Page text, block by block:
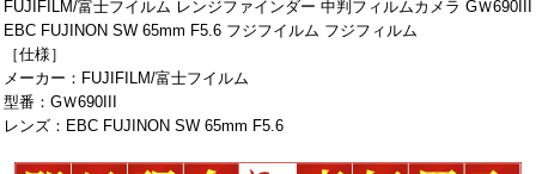
FUJIFILM/富士フイルム レンジファインダー 中判フィルムカメラ GＷ690III
EBC FUJINON SW 65mm F5.6 フジフイルム フジフィルム
［仕様］
メーカー：FUJIFILM/富士フイルム
型番：GＷ690III
レンズ：EBC FUJINON SW 65mm F5.6